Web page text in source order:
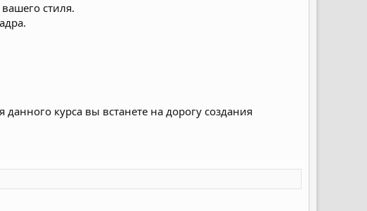
стиля.
курса вы встанете на дорогу создания